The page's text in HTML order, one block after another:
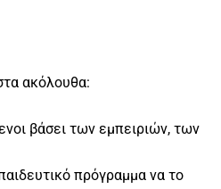
ακόλουθα:
βάσει των εμπειριών, των
πρόγραμμα να το